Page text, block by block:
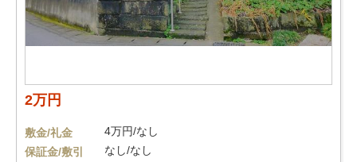
2万円
敷金/礼金
4万円/なし
保証金/敷引
なし/なし